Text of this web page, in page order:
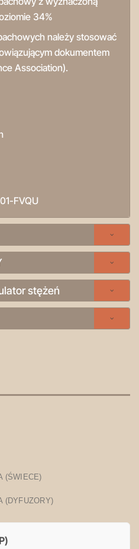
34%
należy stosować
dokumentem
Association).
FVQU
stężeń
(ŚWIECE)
(DYFUZORY)